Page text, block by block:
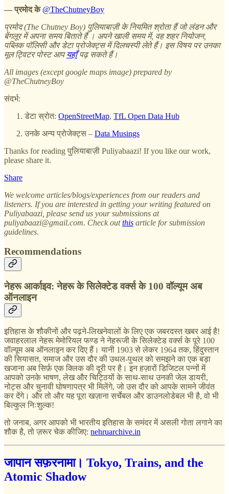
— प्रमोद के @TheChutneyBoy
प्रमोद (The Chutney Boy) पुलियाबाज़ी के नियमित श्रोता हैं जो लंडन और
बेंगलूर में अपना समय बिताते हैं । अपने खाली समय में, वह शहर नियोजन,
पब्लिक पॉलिसी और डेटा प्रोजेक्ट्स में दिलचस्पी लेते हैं। इस विषय पर उनका
मूल ट्विटर पोस्ट आपयहाँपढ़ सकते हैं।
All images (except google maps image) prepared by
@TheChutneyBoy
संदर्भ:
डेटा स्रोत: OpenStreetMap, TfL Open Data Hub
उनके अन्य प्रोजेक्ट्स – Data Musings
Thanks for reading पुलियाबाज़ी Puliyabaazi! If you like our work,
please share it.
Share
We welcome articles/blogs/experiences from our readers and
listeners. If you are interested in getting your writing featured on
Puliyabaazi, please send us your submissions at
puliyabaazi@gmail.com. Check outthis article for submission
guidelines.
Recommendations
नेहरू आर्काइव: नेहरू के सिलेक्टेड वर्क्स के 100 वॉल्यूम अब
ऑनलाइन
इतिहास के शौकीनों और पढ़ने-लिखनेवालों के लिए एक जबरदस्त खबर आई है!
जवाहरलाल नेहरू मेमोरियल फण्ड ने नेहरूजी के सिलेक्टेड वर्क्स के पूरे 100
वॉल्यूम अब ऑनलाइन कर दिए हैं। यानी 1903 से लेकर 1964 तक, हिंदुस्तान
की सियासत, समाज और उस दौर की उथल-पुथल को समझने का एक बड़ा
खजाना अब सिर्फ़ एक क्लिक की दूरी पर है। इन हज़ारों डिजिटल पन्नों में
आपको उनके भाषण, लेख और चिट्ठियों के साथ-साथ उनकी जेल डायरी,
नोट्स और चुनावी घोषणापत्र भी मिलेंगे, जो उस दौर को आपके सामने जीवंत
कर देंगे। और तो और यह पूरा खज़ाना सर्चेबल और डाउनलोडेबल भी है, वो भी
बिल्कुल निःशुल्क!
तो जनाब, अगर आपको भी भारतीय इतिहास के समंदर में असली गोता लगाने का
शौक है, तो ज़रूर चेक कीजिए: nehruarchive.in
जापान सफ़रनामा। Tokyo, Trains, and the
Atomic Shadow